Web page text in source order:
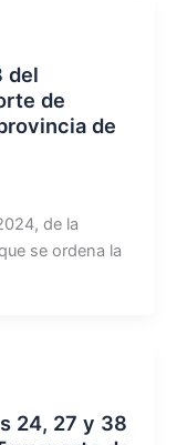
del
de
de
de la
se ordena la
24, 27 y 38